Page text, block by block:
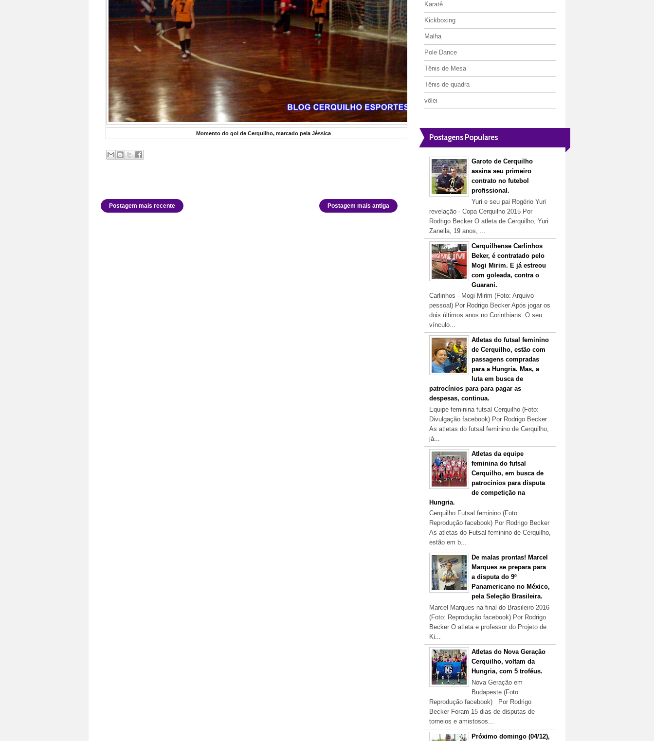
Momento do gol de Cerquilho, marcado pela Jéssica
Postagem mais recente Postagem mais antiga
Karatê
Kickboxing
Malha
Pole Dance
Tênis de Mesa
Tênis de quadra
vôlei
Postagens Populares
Garoto de Cerquilho
assina seu primeiro
contrato no futebol
profissional.
Yuri e seu pai Rogério Yuri
revelação - Copa Cerquilho 2015 Por
Rodrigo Becker O atleta de Cerquilho, Yuri
Zanella, 19 anos, ...
Cerquilhense Carlinhos
Beker, é contratado pelo
Mogi Mirim. E já estreou
com goleada, contra o
Guarani.
Carlinhos - Mogi Mirim (Foto: Arquivo
pessoal) Por Rodrigo Becker Após jogar os
dois últimos anos no Corinthians. O seu
vínculo...
Atletas do futsal feminino
de Cerquilho, estão com
passagens compradas
para a Hungria. Mas, a
luta em busca de
patrocínios para para pagar as
despesas, continua.
Equipe feminina futsal Cerquilho (Foto:
Divulgação facebook) Por Rodrigo Becker
As atletas do futsal feminino de Cerquilho,
já...
Atletas da equipe
feminina do futsal
Cerquilho, em busca de
patrocínios para disputa
de competição na
Hungria.
Cerquilho Futsal feminino (Foto:
Reprodução facebook) Por Rodrigo Becker
As atletas do Futsal feminino de Cerquilho,
estão em b...
De malas prontas! Marcel
Marques se prepara para
a disputa do 9º
Panamericano no México,
pela Seleção Brasileira.
Marcel Marques na final do Brasileiro 2016
(Foto: Reprodução facebook) Por Rodrigo
Becker O atleta e professor do Projeto de
Ki...
Atletas do Nova Geração
Cerquilho, voltam da
Hungria, com 5 troféus.
Nova Geração em
Budapeste (Foto:
Reprodução facebook) Por Rodrigo
Becker Foram 15 dias de disputas de
torneios e amistosos...
Próximo domingo (04/12),